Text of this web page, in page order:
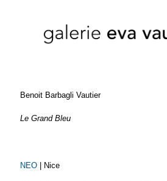
Benoit Barbagli Vautier
Le Grand Bleu
NEO | Nice